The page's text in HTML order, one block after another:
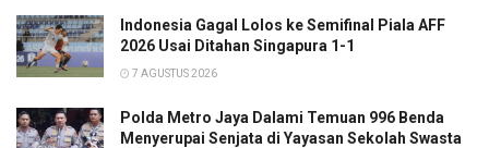
Indonesia Gagal Lolos ke Semifinal Piala AFF
2026 Usai Ditahan Singapura 1-1
7 AGUSTUS 2026
Polda Metro Jaya Dalami Temuan 996 Benda
Menyerupai Senjata di Yayasan Sekolah Swasta